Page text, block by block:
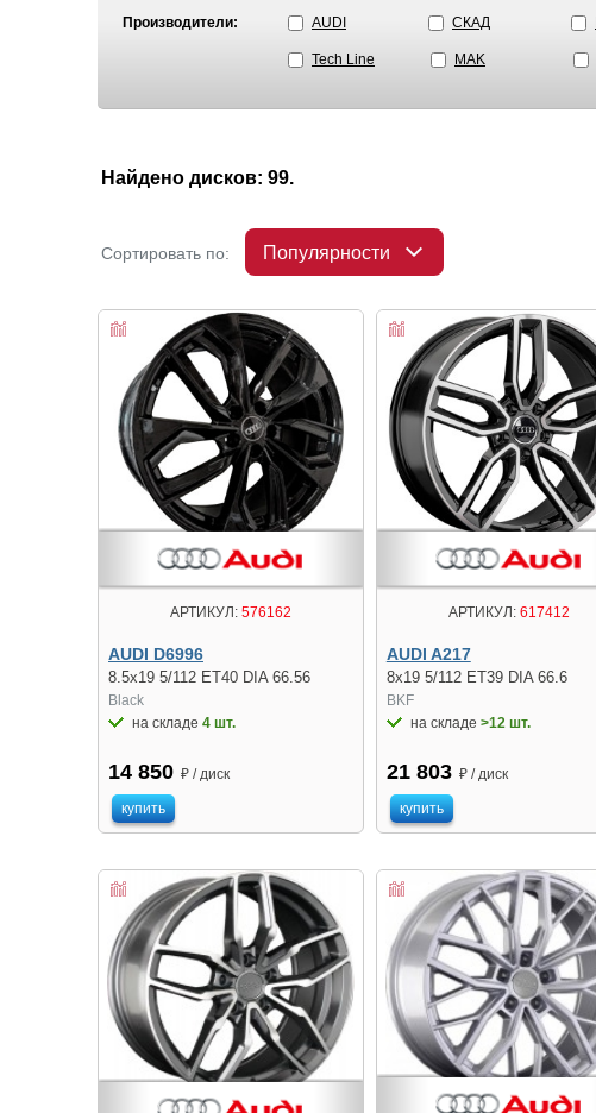
Производители: AUDI СКАД
Tech Line MAK
Найдено дисков: 99.
Сортировать по: Популярности
АРТИКУЛ:576162
AUDI D6996
8.5x19 5/112 ET40 DIA 66.56
Black
на складе 4 шт.
14 850 ₽ / диск
купить
АРТИКУЛ:617412
AUDI A217
8x19 5/112 ET39 DIA 66.6
BKF
на складе >12 шт.
21 803 ₽ / диск
купить